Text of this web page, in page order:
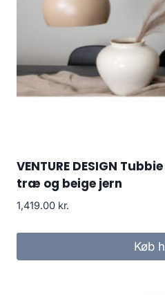
VENTURE DESIGN
træ og beige jern
1,419.00 kr.
Køb